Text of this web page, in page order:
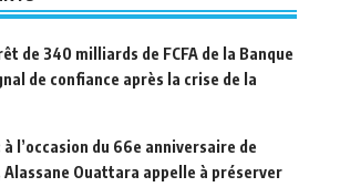
de 340 milliards de FCFA de la Banque
de confiance après la crise de la
à l’occasion du 66e anniversaire de
Alassane Ouattara appelle à préserver